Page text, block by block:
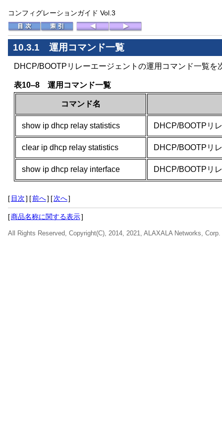
コンフィグレーションガイド Vol.3
10.3.1 運用コマンド一覧
DHCP/BOOTPリレーエージェントの運用コマンド一覧を
表10‒8 運用コマンド一覧
コマンド名
show ip dhcp relay statistics DHCP/BOOTPリ
clear ip dhcp relay statistics DHCP/BOOTPリ
show ip dhcp relay interface DHCP/BOOTPリ
[ 目次] [前へ] [次へ]
[商品名称に関する表示]
All Rights Reserved, Copyright(C), 2014, 2021, ALAXALA Networks, Corp.